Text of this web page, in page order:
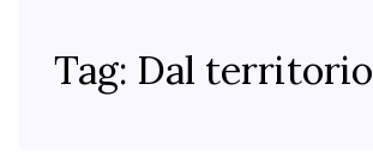
Tag: Dal territorio